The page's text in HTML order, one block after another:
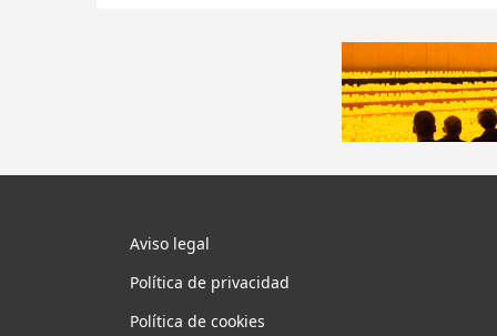
Aviso legal
Política de privacidad
Política de cookies